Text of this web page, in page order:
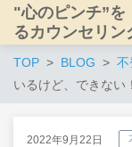
"心のピンチ”を
るカウンセリン
TOP BLOG 不
いるけど、できない
2022年9月22日